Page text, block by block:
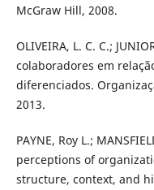
McGraw Hill, 2008.
OLIVEIRA, L. C. C.;
colaboradores em
diferenciados.
2013.
PAYNE, Roy L.;
perceptions of
structure, context, and